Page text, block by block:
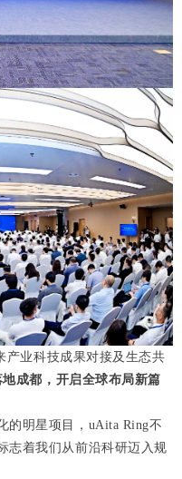
产业科技成果对接及生态共
成都 ， 开启全球布局新篇
的明星项目，uAita Ring不
志着我们从前沿科研迈入规